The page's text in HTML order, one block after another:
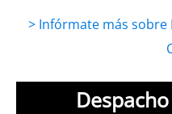
> Infórmate más sobre